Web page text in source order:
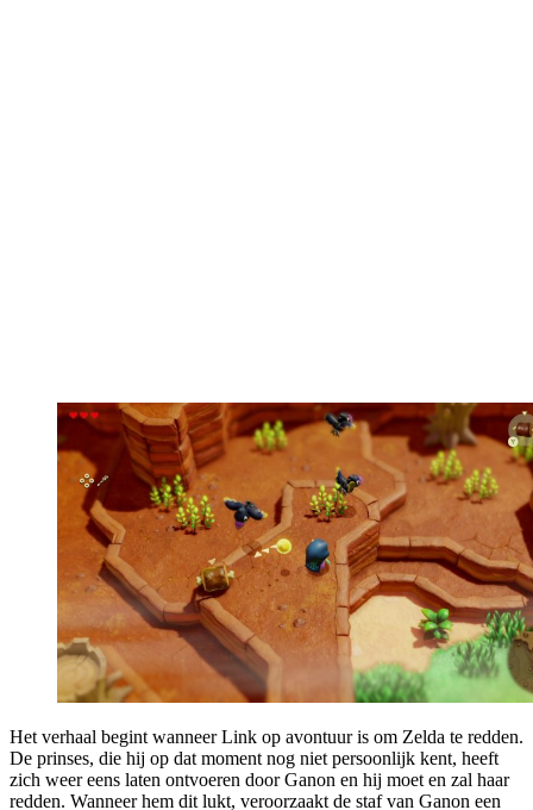
Het verhaal begint wanneer Link op avontuur is om Zelda te redden.
De prinses, die hij op dat moment nog niet persoonlijk kent, heeft
zich weer eens laten ontvoeren door Ganon en hij moet en zal haar
redden. Wanneer hem dit lukt, veroorzaakt de staf van Ganon een